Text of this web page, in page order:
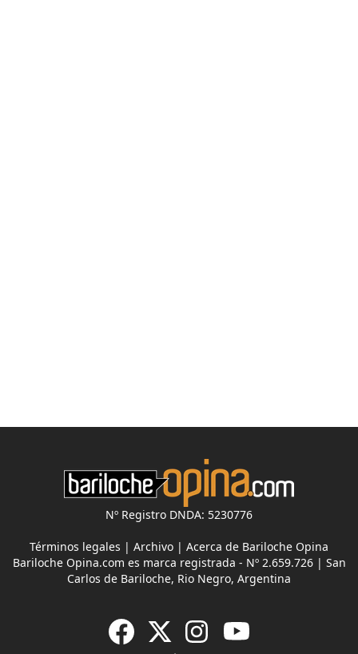
Nº Registro DNDA: 5230776
Términos legales | Archivo | Acerca de Bariloche Opina
Bariloche Opina.com es marca registrada - Nº 2.659.726 | San
Carlos de Bariloche, Rio Negro, Argentina